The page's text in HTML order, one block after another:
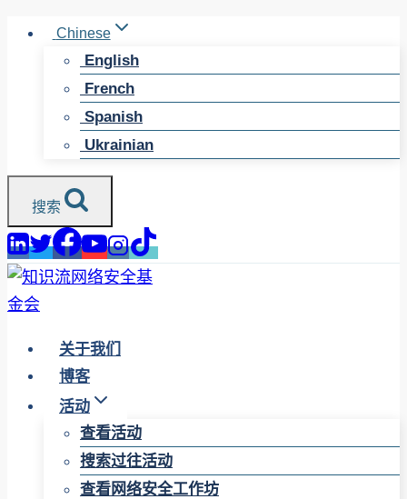
Chinese
English
French
Spanish
Ukrainian
搜索
关于我们
博客
活动
查看活动
搜索过往活动
查看网络安全工作坊